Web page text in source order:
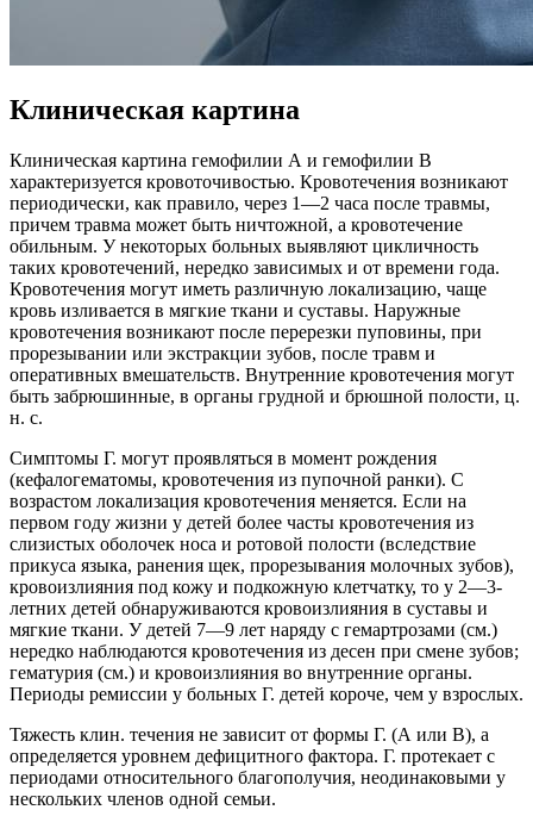
Клиническая картина
Клиническая картина гемофилии А и гемофилии В
характеризуется кровоточивостью. Кровотечения возникают
периодически, как правило, через 1—2 часа после травмы,
причем травма может быть ничтожной, а кровотечение
обильным. У некоторых больных выявляют цикличность
таких кровотечений, нередко зависимых и от времени года.
Кровотечения могут иметь различную локализацию, чаще
кровь изливается в мягкие ткани и суставы. Наружные
кровотечения возникают после перерезки пуповины, при
прорезывании или экстракции зубов, после травм и
оперативных вмешательств. Внутренние кровотечения могут
быть забрюшинные, в органы грудной и брюшной полости, ц.
н. с.
Симптомы Г. могут проявляться в момент рождения
(кефалогематомы, кровотечения из пупочной ранки). С
возрастом локализация кровотечения меняется. Если на
первом году жизни у детей более часты кровотечения из
слизистых оболочек носа и ротовой полости (вследствие
прикуса языка, ранения щек, прорезывания молочных зубов),
кровоизлияния под кожу и подкожную клетчатку, то у 2—3-
летних детей обнаруживаются кровоизлияния в суставы и
мягкие ткани. У детей 7—9 лет наряду с гемартрозами (см.)
нередко наблюдаются кровотечения из десен при смене зубов;
гематурия (см.) и кровоизлияния во внутренние органы.
Периоды ремиссии у больных Г. детей короче, чем у взрослых.
Тяжесть клин. течения не зависит от формы Г. (А или В), а
определяется уровнем дефицитного фактора. Г. протекает с
периодами относительного благополучия, неодинаковыми у
нескольких членов одной семьи.